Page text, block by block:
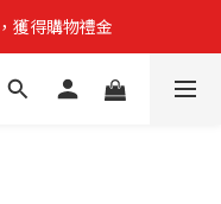
獲得購物禮金
獲得購物禮金
1500滿20000折2500